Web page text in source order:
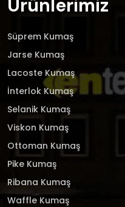
Ürünlerimiz
Süprem Kumaş
Jarse Kumaş
Lacoste Kumaş
İnterlok Kumaş
Selanik Kumaş
Viskon Kumaş
Ottoman Kumaş
Pike Kumaş
Ribana Kumaş
Waffle Kumaş